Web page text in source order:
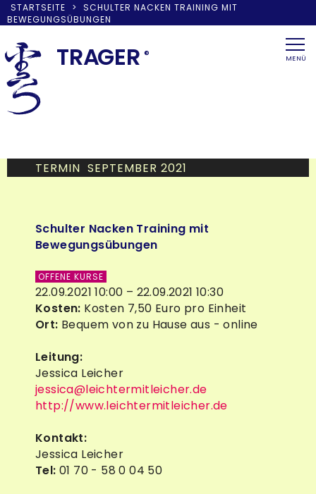
STARTSEITE >
SCHULTER NACKEN TRAINING MIT
BEWEGUNGSÜBUNGEN
to
content
TRAGER ® MENÜ
TERMIN SEPTEMBER 2021
Schulter Nacken Training mit
Bewegungsübungen
OFFENE KURSE
22.09.2021 10:00 – 22.09.2021 10:30
Kosten: Kosten 7,50 Euro pro Einheit
Ort: Bequem von zu Hause aus - online
Leitung:
Jessica Leicher
jessica@leichtermitleicher.de
http://www.leichtermitleicher.de
Kontakt:
Jessica Leicher
Tel: 01 70 - 58 0 04 50